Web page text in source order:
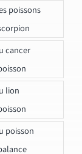
poissons
cancer
lion
poisson